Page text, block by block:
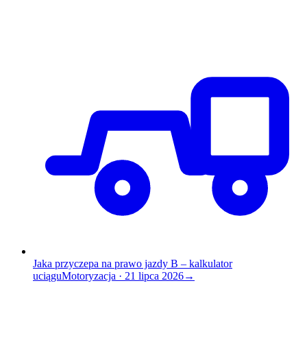
Jaka przyczepa na prawo jazdy B – kalkulator
uciąguMotoryzacja · 21 lipca 2026→